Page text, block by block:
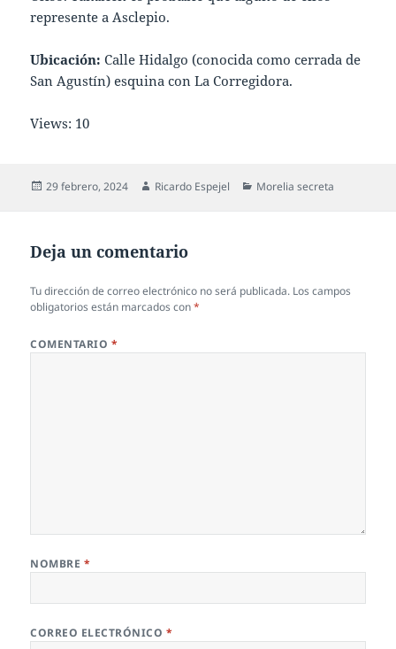
represente a Asclepio.
Ubicación: Calle Hidalgo (conocida como cerrada de
San Agustín) esquina con La Corregidora.
Views: 10
Publicado
29 febrero, 2024 Autor
Ricardo Espejel Categorías
Morelia secreta
Deja un comentario
Tu dirección de correo electrónico no será publicada. Los campos
obligatorios están marcados con*
COMENTARIO *
NOMBRE *
CORREO ELECTRÓNICO *